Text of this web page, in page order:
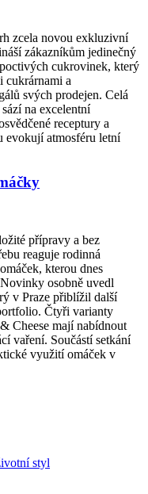
zcela novou exkluzivní
zákazníkům jedinečný
cukrovinek, který
cukrárnami a
svých prodejen. Celá
na excelentní
receptury a
evokují atmosféru letní
přípravy a bez
reaguje rodinná
kterou dnes
osobně uvedl
v Praze přiblížil další
Čtyři varianty
Cheese mají nabídnout
vaření. Součástí setkání
využití omáček v